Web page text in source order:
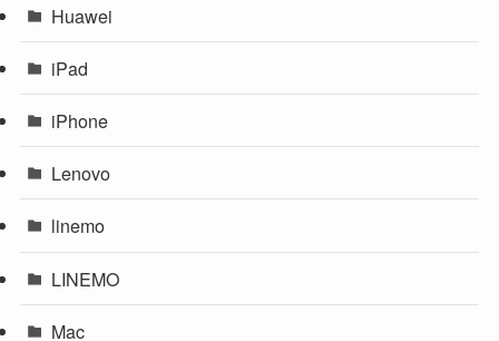
Huawei
iPad
iPhone
Lenovo
linemo
LINEMO
Mac